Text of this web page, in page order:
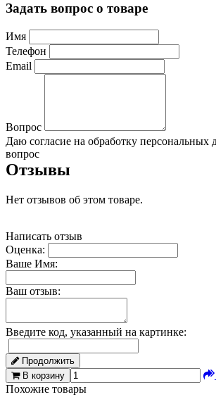
Задать вопрос о товаре
Имя
Телефон
Email
Вопрос
Даю согласие на обработку персональных
вопрос
Отзывы
Нет отзывов об этом товаре.
Написать отзыв
Оценка:
Ваше Имя:
Ваш отзыв:
Введите код, указанный на картинке:
Продолжить
В корзину
Похожие товары